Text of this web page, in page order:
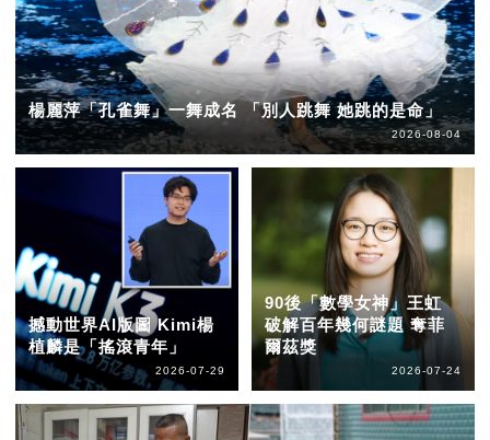
楊麗萍「孔雀舞」一舞成名 「別人跳舞 她跳的是命」
2026-08-04
撼動世界AI版圖 Kimi楊
植麟是「搖滾青年」
2026-07-29
90後「數學女神」王虹
破解百年幾何謎題 奪菲
爾茲獎
2026-07-24